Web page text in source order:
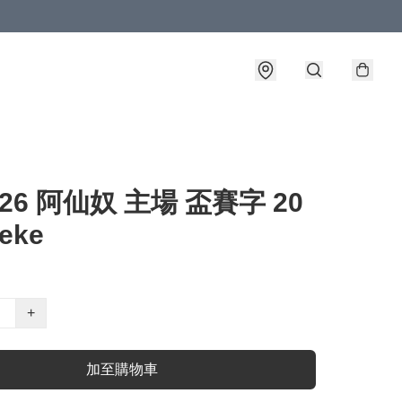
阿仙奴 主場 盃賽字 20
+
加至購物車